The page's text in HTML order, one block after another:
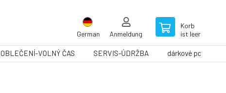
German Anmeldung
Korb
ist leer
OBLEČENÍ-VOLNÝ ČAS SERVIS-ÚDRŽBA dárkové poukazy